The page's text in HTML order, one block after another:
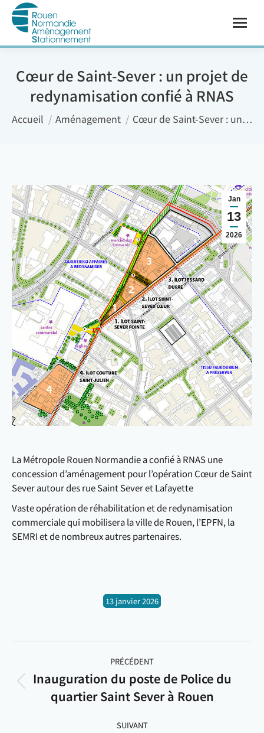
Cœur de Saint-Sever : un projet de
redynamisation confié à RNAS
Vous êtes ici :
Accueil Aménagement Cœur de Saint-Sever : un…
Jan
13
2026
La Métropole Rouen Normandie a confié à RNAS une
concession d’aménagement pour l’opération Cœur de Saint
Sever autour des rue Saint Sever et Lafayette
Vaste opération de réhabilitation et de redynamisation
commerciale qui mobilisera la ville de Rouen, l’EPFN, la
SEMRI et de nombreux autres partenaires.
13 janvier 2026
PRÉCÉDENT
Article
précédent
Inauguration du poste de Police du
quartier Saint Sever à Rouen
SUIVANT